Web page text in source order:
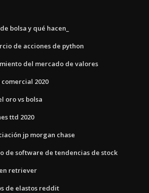
bolsa y qué hacen_
de acciones de python
del mercado de valores
2020
oro vs bolsa
ttd 2020
jp morgan chase
de software de tendencias de stock
retriever
de elastos reddit